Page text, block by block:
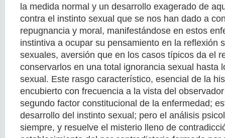
la medida normal y un desarrollo exagerado de
contra el instinto sexual que se nos han dado a
repugnancia y moral, manifestándose en estos
instintiva a ocupar su pensamiento en la reflexión
sexuales, aversión que en los casos típicos da el
conservarlos en una total ignorancia sexual hasta
sexual. Este rasgo característico, esencial de la
encubierto con frecuencia a la vista del
segundo factor constitucional de la enfermedad;
desarrollo del instinto sexual; pero el análisis
siempre, y resuelve el misterio lleno de